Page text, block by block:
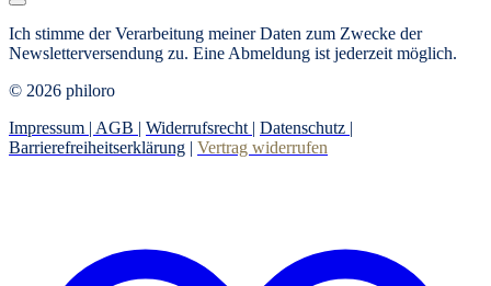
Ich stimme der Verarbeitung meiner Daten zum Zwecke der
Newsletterversendung zu. Eine Abmeldung ist jederzeit möglich.
© 2026 philoro
Impressum | AGB | Widerrufsrecht | Datenschutz |
Barrierefreiheitserklärung | Vertrag widerrufen